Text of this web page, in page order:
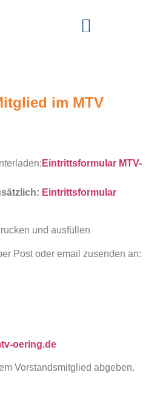
im MTV
Eintrittsformular MTV-
Eintrittsformular
und ausfüllen
Post oder email zusenden an:
oering.de
Vorstandsmitglied abgeben.